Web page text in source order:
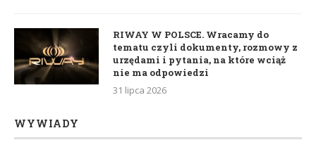
RIWAY W POLSCE. Wracamy do
tematu czyli dokumenty, rozmowy z
urzędami i pytania, na które wciąż
nie ma odpowiedzi
31 lipca 2026
WYWIADY